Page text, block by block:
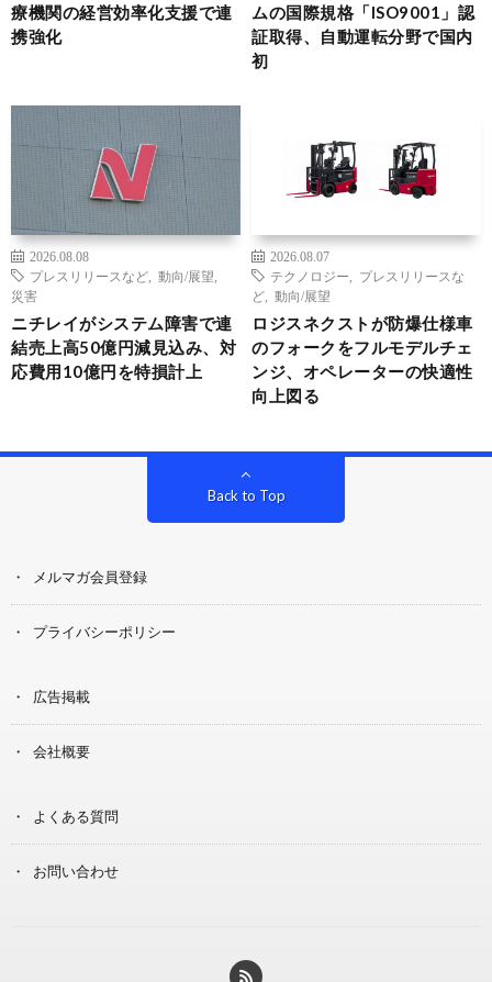
療機関の経営効率化支援で連
携強化
ムの国際規格「ISO9001」認
証取得、自動運転分野で国内
初
2026.08.08
プレスリリースなど
動向/展望
災害
ニチレイがシステム障害で連
結売上高50億円減見込み、対
応費用10億円を特損計上
2026.08.07
テクノロジー
プレスリリースな
ど
動向/展望
ロジスネクストが防爆仕様車
のフォークをフルモデルチェ
ンジ、オペレーターの快適性
向上図る
Back to Top
メルマガ会員登録
プライバシーポリシー
広告掲載
会社概要
よくある質問
お問い合わせ